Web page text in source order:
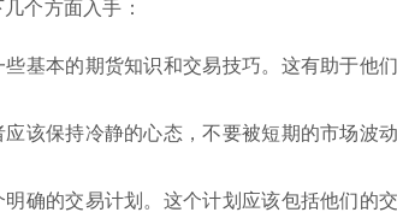
个方面入手：
基本的期货知识和交易技巧。这有助于他
该保持冷静的心态，不要被短期的市场波
确的交易计划。这个计划应该包括他们的